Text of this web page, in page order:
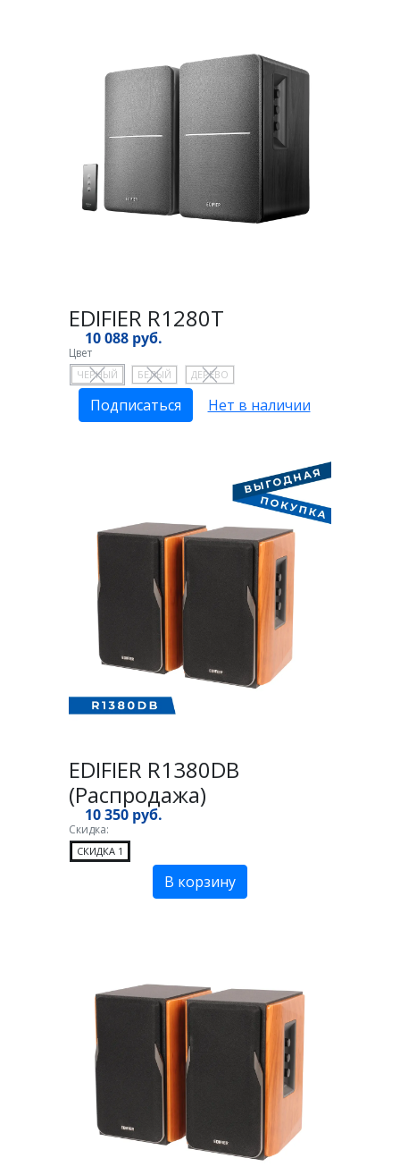
EDIFIER R1280T
10 088 руб.
Цвет
ЧЕРНЫЙ БЕЛЫЙ ДЕРЕВО
Подписаться Нет в наличии
EDIFIER R1380DB
(Распродажа)
10 350 руб.
Скидка:
СКИДКА 1
В корзину